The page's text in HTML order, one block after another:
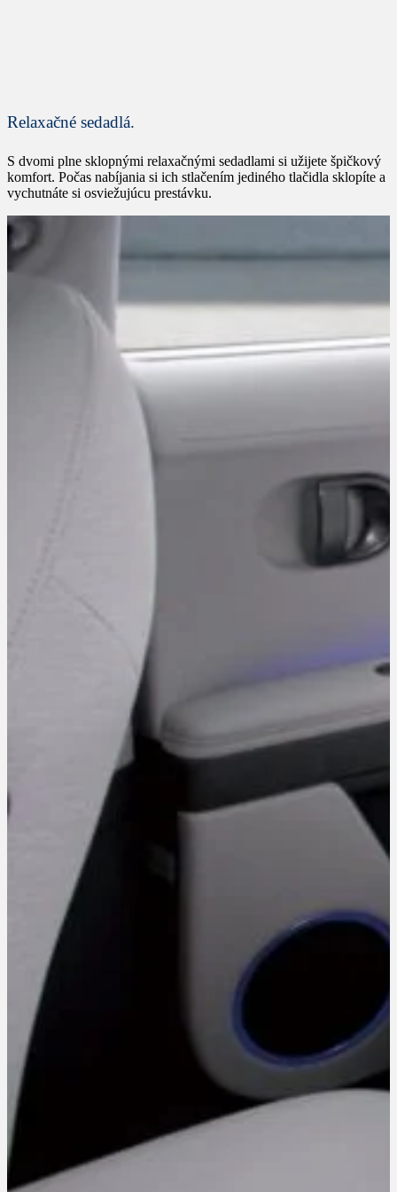
Relaxačné sedadlá.
S dvomi plne sklopnými relaxačnými sedadlami si užijete špičkový
komfort. Počas nabíjania si ich stlačením jediného tlačidla sklopíte a
vychutnáte si osviežujúcu prestávku.